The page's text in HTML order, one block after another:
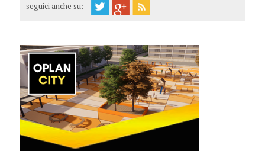
seguici anche su: